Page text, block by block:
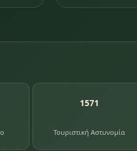
1571
Τουριστική Αστυνομία